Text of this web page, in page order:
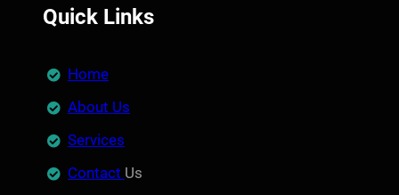
Quick Links
Home
About Us
Services
Contact Us